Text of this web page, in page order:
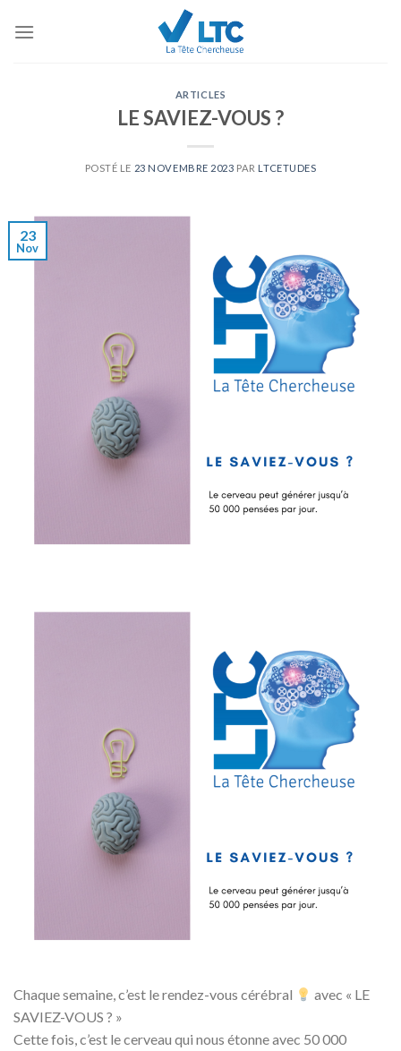
ARTICLES
LE SAVIEZ-VOUS ?
POSTÉ LE 23 NOVEMBRE 2023 PAR LTCETUDES
23
Nov
Chaque semaine, c’est le rendez-vous cérébral
avec « LE
SAVIEZ-VOUS ? »
Cette fois, c’est le cerveau qui nous étonne avec 50 000